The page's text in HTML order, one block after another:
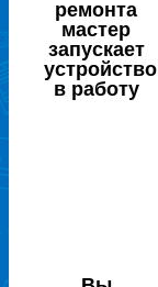
ремонта
мастер
запускает
устройство
в работу